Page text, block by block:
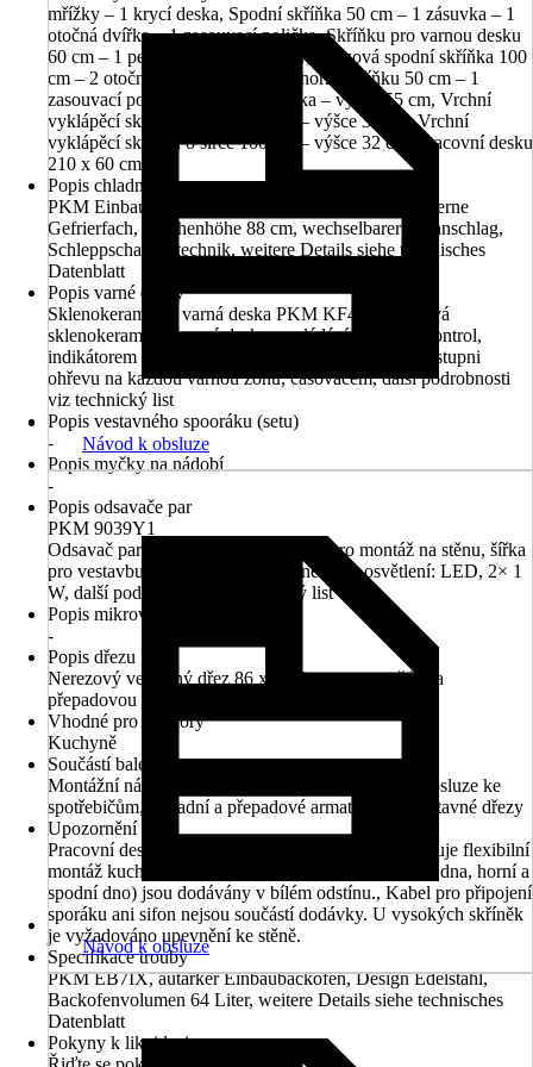
mřížky – 1 krycí deska, Spodní skříňka 50 cm – 1 zásuvka – 1
otočná dvířka – 1 zasouvací polička, Skříňku pro varnou desku
60 cm – 1 pevný panel – 2 výsuvy, Dřezová spodní skříňka 100
cm – 2 otočná dvířka, Skleněnou horní skříňku 50 cm – 1
zasouvací polička – 1 otočná dvířka – výška 55 cm, Vrchní
vyklápěcí skříňku o šířce 100 cm – výšce 32 cm, Vrchní
vyklápěcí skříňku o šířce 100 cm – výšce 32 cm, Pracovní desku
210 x 60 cm
Popis chladničky resp. mrazničky
PKM Einbaukühlschrank KS120.4A++EB mit 4-Sterne
Gefrierfach, Nischenhöhe 88 cm, wechselbarer Türanschlag,
Schleppscharniertechnik, weitere Details siehe technisches
Datenblatt
Popis varné desky
Sklenokeramická varná deska PKM KF4 G, 4zónová
sklenokeramická varná deska s ovládáním Touch Control,
indikátorem zbytkového tepla, dětskou pojistkou, 9 stupni
ohřevu na každou varnou zónu, časovačem, další podrobnosti
viz technický list
Popis vestavného spooráku (setu)
-
Popis myčky na nádobí
-
Popis odsavače par
PKM 9039Y1
Odsavač par s okrajovým odsáváním pro montáž na stěnu, šířka
pro vestavbu: 60 cm, materiál: černé sklo, osvětlení: LED, 2× 1
W, další podrobnosti viz technický list
Popis mikrovlnné trouby
-
Popis dřezu
Nerezový vestavný dřez 86 x 43,5 cm s vypouštěcí a
přepadovou soupravou (bez sifonu)
Vhodné pro prostory
Kuchyně
Součástí balení
Montážní návod pro každý kus nábytku, návod k obsluze ke
spotřebičům, odpadní a přepadové armatury pro vestavné dřezy
Upozornění
Pracovní deska je dodávána bez výřezu, což umožňuje flexibilní
montáž kuchyně., Všechny příčné díly (konstrukční dna, horní a
spodní dno) jsou dodávány v bílém odstínu., Kabel pro připojení
sporáku ani sifon nejsou součástí dodávky. U vysokých skříněk
je vyžadováno upevnění ke stěně.
Specifikace trouby
PKM EB7IX, autarker Einbaubackofen, Design Edelstahl,
Backofenvolumen 64 Liter, weitere Details siehe technisches
Datenblatt
Pokyny k likvidaci
Návod k obsluze
Návod k obsluze